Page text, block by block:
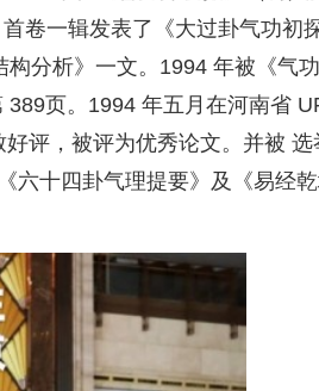
卷一辑发表了《大过卦气功初
分析》一文。1994 年被《气
页。1994 年五月在河南省
评，被评为优秀论文。并被 选
六十四卦气理提要》及《易经